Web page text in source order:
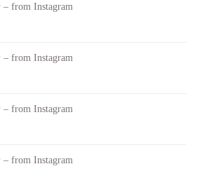
from Instagram
from Instagram
from Instagram
from Instagram